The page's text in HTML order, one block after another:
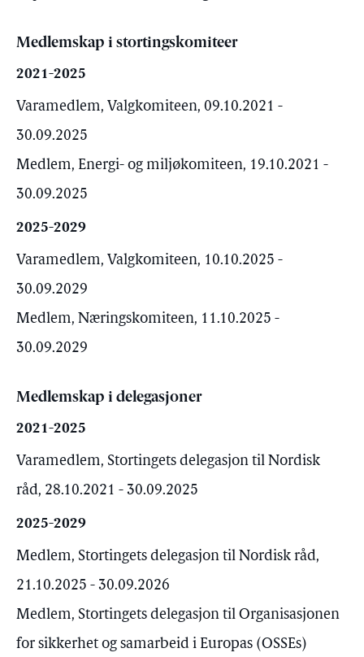
Medlemskap i stortingskomiteer
2021-2025
Varamedlem, Valgkomiteen, 09.10.2021 -
30.09.2025
Medlem, Energi- og miljøkomiteen, 19.10.2021 -
30.09.2025
2025-2029
Varamedlem, Valgkomiteen, 10.10.2025 -
30.09.2029
Medlem, Næringskomiteen, 11.10.2025 -
30.09.2029
Medlemskap i delegasjoner
2021-2025
Varamedlem, Stortingets delegasjon til Nordisk
råd, 28.10.2021 - 30.09.2025
2025-2029
Medlem, Stortingets delegasjon til Nordisk råd,
21.10.2025 - 30.09.2026
Medlem, Stortingets delegasjon til Organisasjonen
for sikkerhet og samarbeid i Europas (OSSEs)